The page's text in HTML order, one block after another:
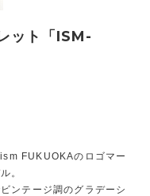
ット「ISM-
FUKUOKAのロゴマー
。
ンテージ調のグラデーシ